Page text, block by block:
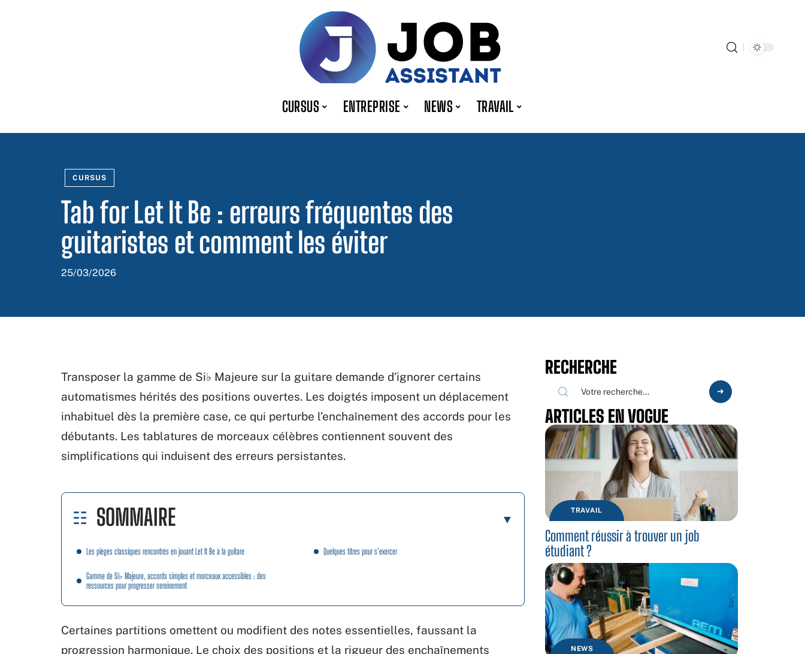
CURSUS ENTREPRISE NEWS TRAVAIL
CURSUS
Tab for Let It Be : erreurs fréquentes des
guitaristes et comment les éviter
25/03/2026
Transposer la gamme de Si♭ Majeure sur la guitare demande d’ignorer certains
automatismes hérités des positions ouvertes. Les doigtés imposent un déplacement
inhabituel dès la première case, ce qui perturbe l’enchaînement des accords pour les
débutants. Les tablatures de morceaux célèbres contiennent souvent des
simplifications qui induisent des erreurs persistantes.
SOMMAIRE
Les pièges classiques rencontrés en jouant Let It Be à la guitare
Gamme de Si♭ Majeure, accords simples et morceaux accessibles : des
ressources pour progresser sereinement
Quelques titres pour s’exercer
Certaines partitions omettent ou modifient des notes essentielles, faussant la
progression harmonique. Le choix des positions et la rigueur des enchaînements
RECHERCHE
ARTICLES EN VOGUE
TRAVAIL
Comment réussir à trouver un job
étudiant ?
NEWS